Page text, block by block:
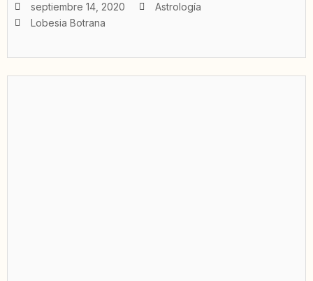
septiembre 14, 2020
Astrología
Lobesia Botrana